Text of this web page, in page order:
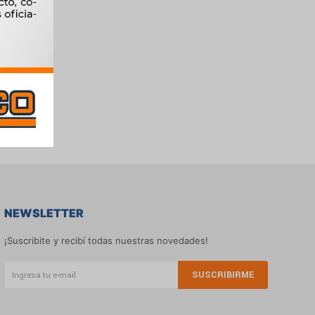
NEWSLETTER
¡Suscribite y recibí todas nuestras novedades!
SUSCRIBIRME